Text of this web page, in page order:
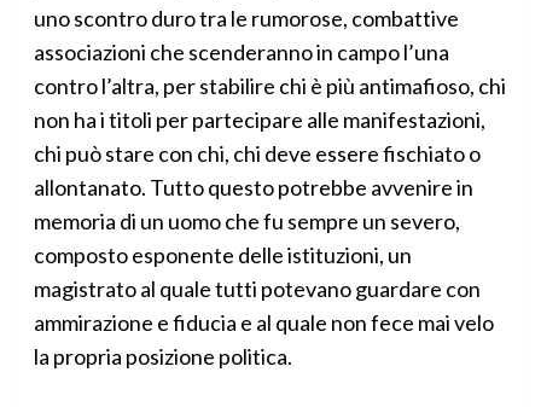
uno scontro duro tra le rumorose, combattive
associazioni che scenderanno in campo l’una
contro l’altra, per stabilire chi è più antimafioso, chi
non ha i titoli per partecipare alle manifestazioni,
chi può stare con chi, chi deve essere fischiato o
allontanato. Tutto questo potrebbe avvenire in
memoria di un uomo che fu sempre un severo,
composto esponente delle istituzioni, un
magistrato al quale tutti potevano guardare con
ammirazione e fiducia e al quale non fece mai velo
la propria posizione politica.